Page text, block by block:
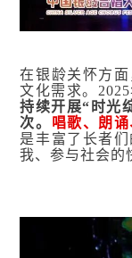
在银龄关怀方
文化需求。
持续开展“时光
次。 唱歌、朗
是丰富了长者
我、参与社会的